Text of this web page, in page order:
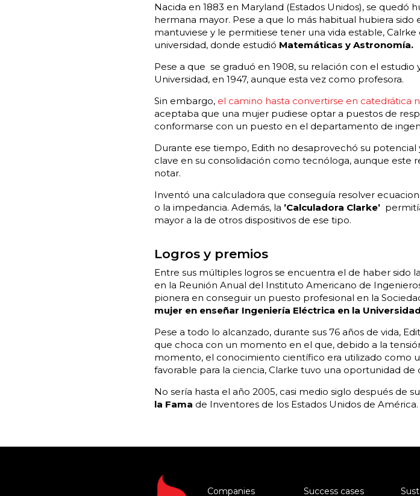
Nacida en 1883 en Maryland (Estados Unidos), se quedó
hermana mayor. Pese a que lo más habitual hubiera
mantuviese y le permitiese tener una vida estable,
universidad, donde estudió Matemáticas y Astronomía.
Pese a que se graduó en 1908, su relación con el
Universidad, en 1947, aunque esta vez como profesora.
Sin embargo, el camino hasta convertirse en catedrática
aceptaba que una mujer pudiese optar a puestos de
conformarse con un puesto en el departamento de
Durante ese tiempo, Edith no desaprovechó su
clave en su consolidación como tecnóloga, aunque este
notar.
Inventó una calculadora que conseguía resolver
o la impedancia. Además, la ’Calculadora Clarke’
mayor a la de otros dispositivos de ese tipo.
Logros y premios
Entre sus múltiples logros se encuentra el de haber
en la Reunión Anual del Instituto Americano de
pionera en conseguir un puesto profesional en la
mujer en enseñar Ingeniería Eléctrica en la
Pese a todo lo alcanzado, durante sus 76 años de vida,
que choca con un momento en el que, debido a la
momento, el conocimiento científico era utilizado como
favorable para la ciencia, Clarke tuvo una oportunidad
No sería hasta el año 2005, casi medio siglo después de
la Fama de Inventores de los Estados Unidos de América.
Companies Success cases